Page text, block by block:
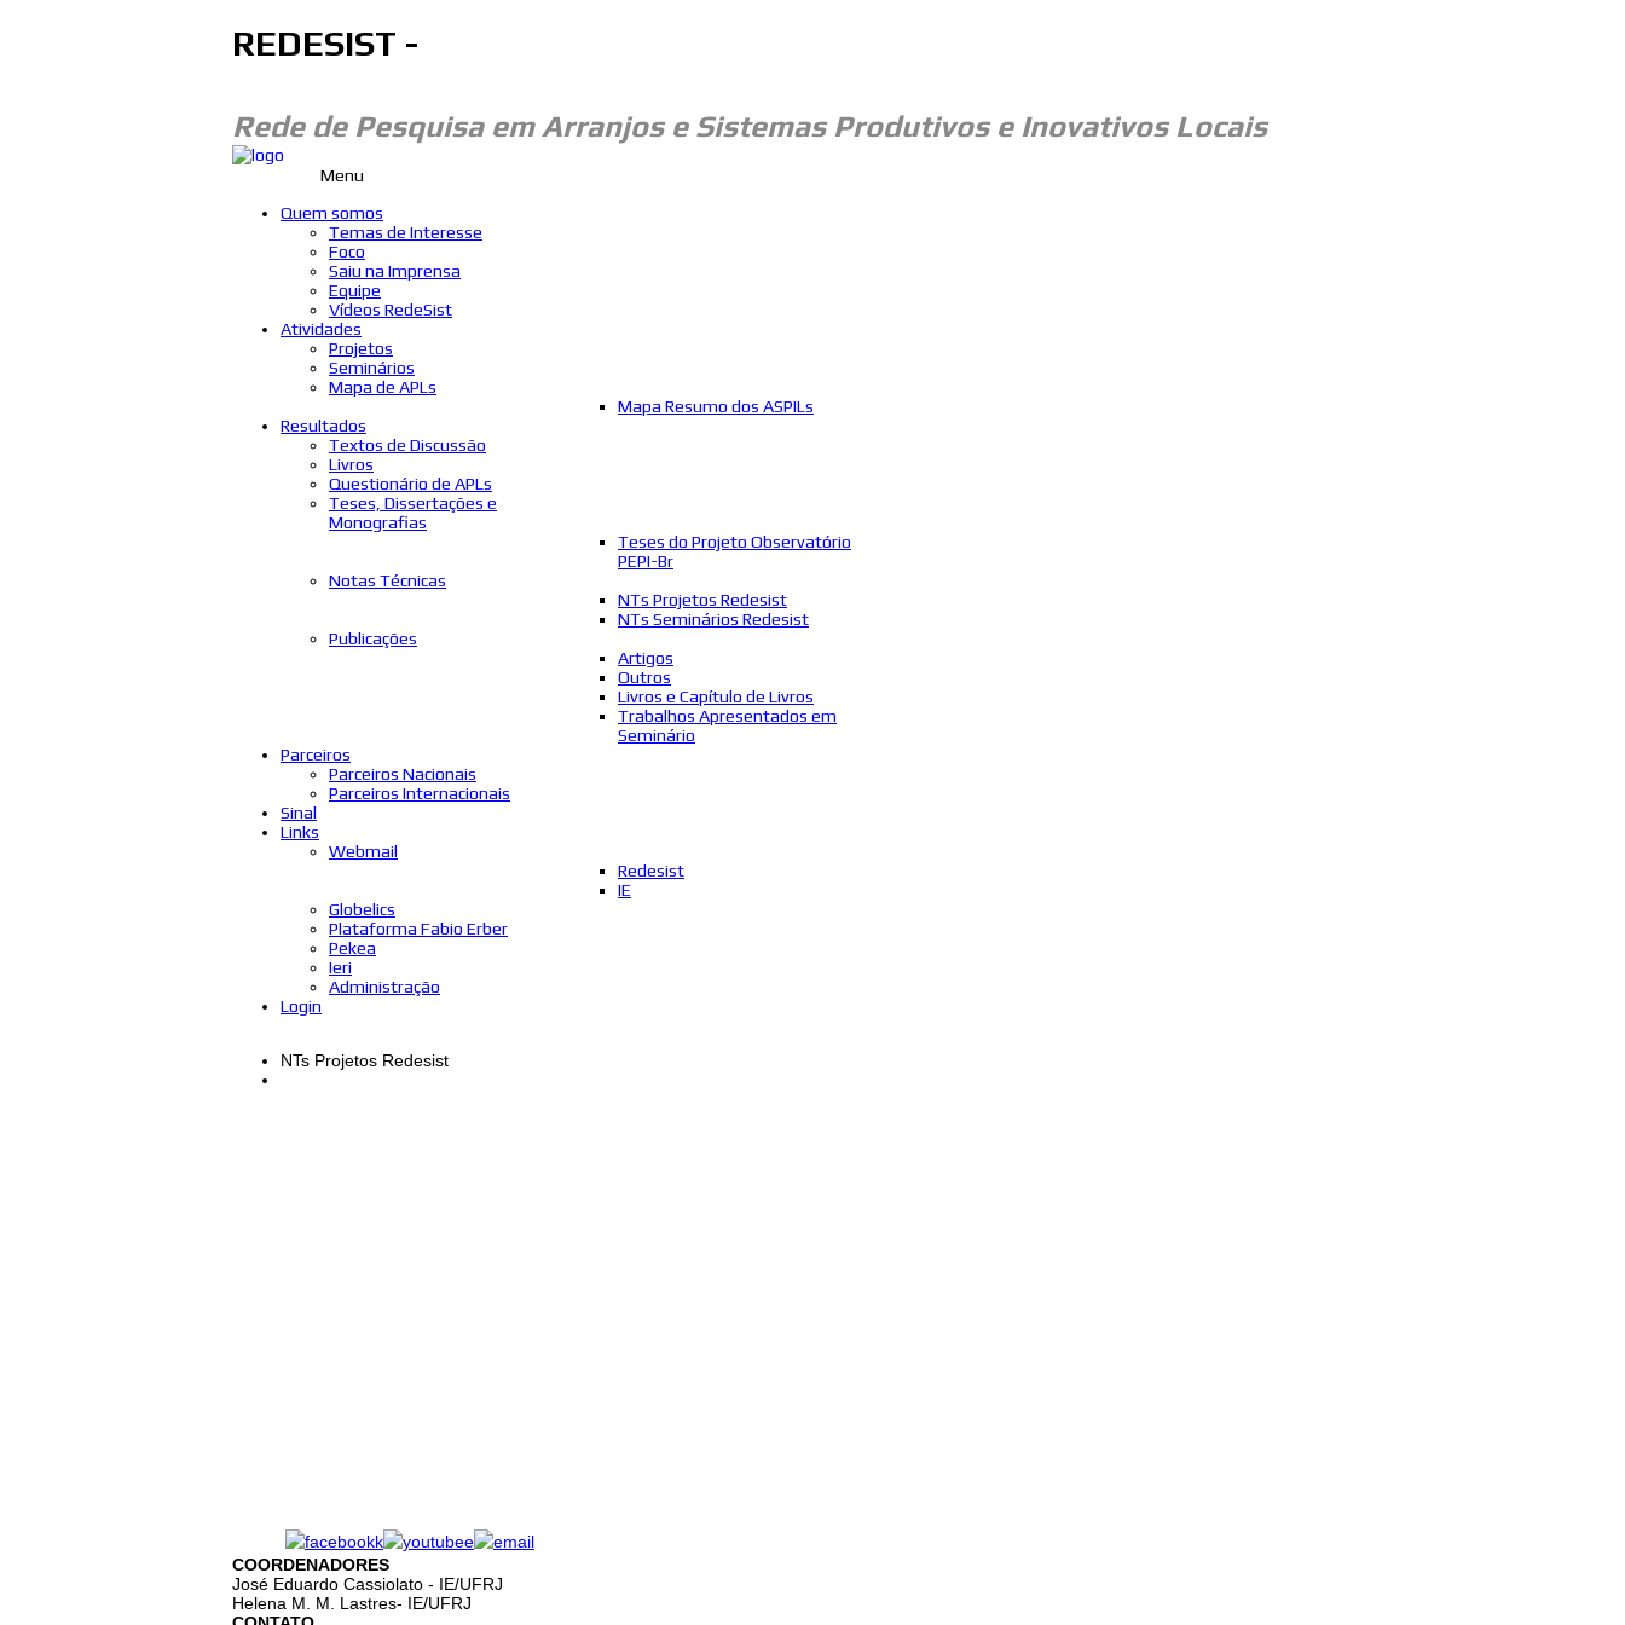
REDESIST -
Rede de Pesquisa emArranjos e Sistemas Produtivos e Inovativos Locais
Menu
Quem somos
Temas de Interesse
Foco
Saiu na Imprensa
Equipe
Vídeos RedeSist
Atividades
Projetos
Seminários
Mapa de APLs
Mapa Resumo dos ASPILs
Resultados
Textos de Discussão
Livros
Questionário de APLs
Teses, Dissertações e
Monografias
Teses do Projeto Observatório
PEPI-Br
Notas Técnicas
NTs Projetos Redesist
NTs Seminários Redesist
Publicações
Artigos
Outros
Livros e Capítulo de Livros
Trabalhos Apresentados em
Seminário
Parceiros
Parceiros Nacionais
Parceiros Internacionais
Sinal
Links
Webmail
Redesist
IE
Globelics
Plataforma Fabio Erber
Pekea
Ieri
Administração
Login
NTs Projetos Redesist
COORDENADORES
José Eduardo Cassiolato - IE/UFRJ
Helena M. M. Lastres- IE/UFRJ